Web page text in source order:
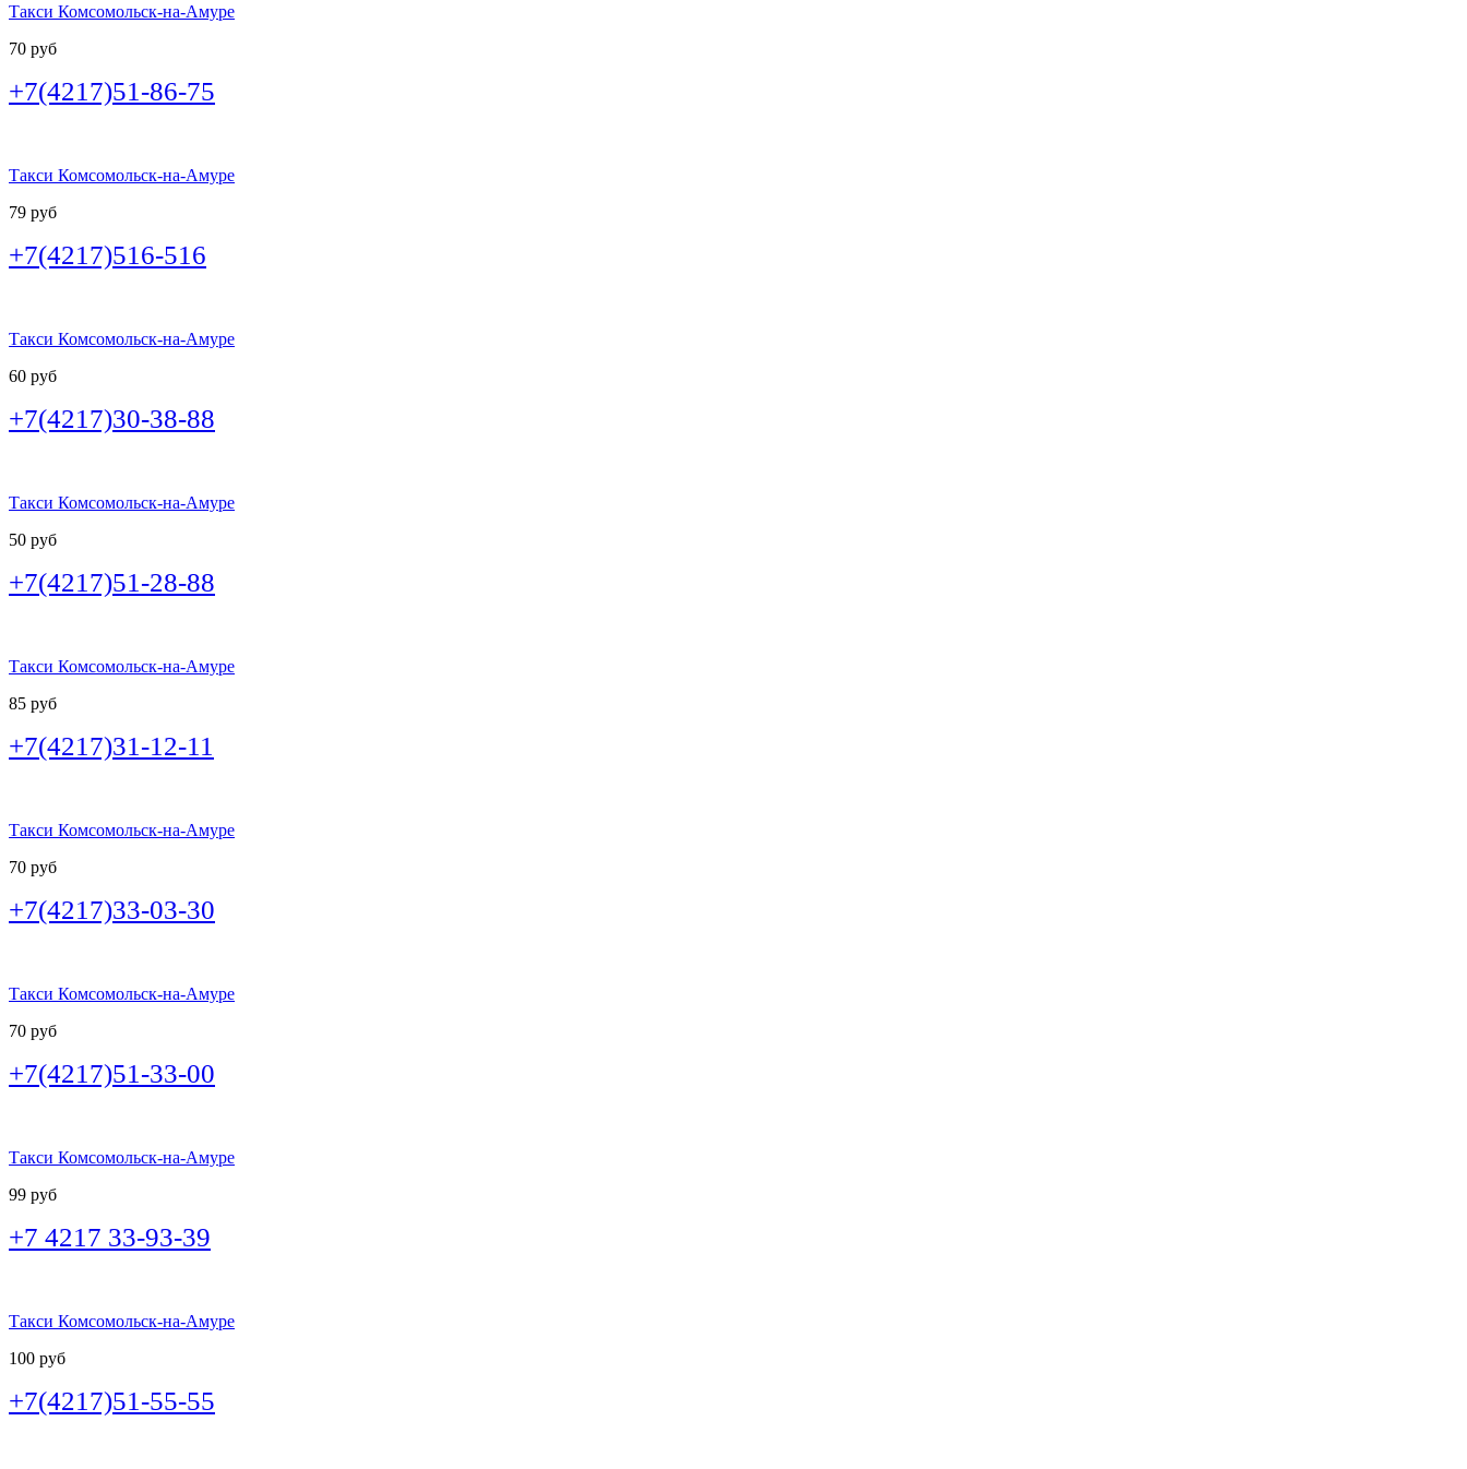
Такси Комсомольск-на-Амуре
70 руб
+7(4217)51-86-75
Такси Комсомольск-на-Амуре
79 руб
+7(4217)516-516
Такси Комсомольск-на-Амуре
60 руб
+7(4217)30-38-88
Такси Комсомольск-на-Амуре
50 руб
+7(4217)51-28-88
Такси Комсомольск-на-Амуре
85 руб
+7(4217)31-12-11
Такси Комсомольск-на-Амуре
70 руб
+7(4217)33-03-30
Такси Комсомольск-на-Амуре
70 руб
+7(4217)51-33-00
Такси Комсомольск-на-Амуре
99 руб
+7 4217 33-93-39
Такси Комсомольск-на-Амуре
100 руб
+7(4217)51-55-55